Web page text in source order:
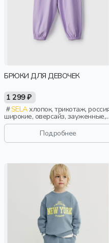
БРЮКИ ДЛЯ ДЕВОЧЕК
1 299 ₽
SELAхлопок, трикотаж, россия,
широкие, оверсайз, зауженные,
резинка, однотон, пояс, высокая
посадка, эластичные, девочки,
Подробнее